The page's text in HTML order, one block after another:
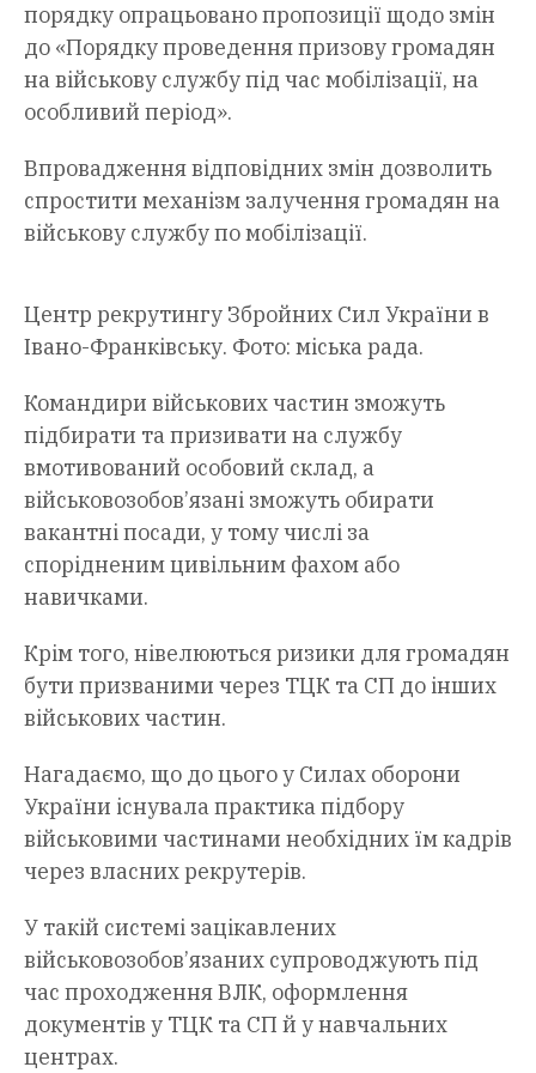
порядку опрацьовано пропозиції щодо змін
до «Порядку проведення призову громадян
на військову службу під час мобілізації, на
особливий період».
Впровадження відповідних змін дозволить
спростити механізм залучення громадян на
військову службу по мобілізації.
Центр рекрутингу Збройних Сил України в
Івано-Франківську. Фото: міська рада.
Командири військових частин зможуть
підбирати та призивати на службу
вмотивований особовий склад, а
військовозобов’язані зможуть обирати
вакантні посади, у тому числі за
спорідненим цивільним фахом або
навичками.
Крім того, нівелюються ризики для громадян
бути призваними через ТЦК та СП до інших
військових частин.
Нагадаємо, що до цього у Силах оборони
України існувала практика підбору
військовими частинами необхідних їм кадрів
через власних рекрутерів.
У такій системі зацікавлених
військовозобов’язаних супроводжують під
час проходження ВЛК, оформлення
документів у ТЦК та СП й у навчальних
центрах.